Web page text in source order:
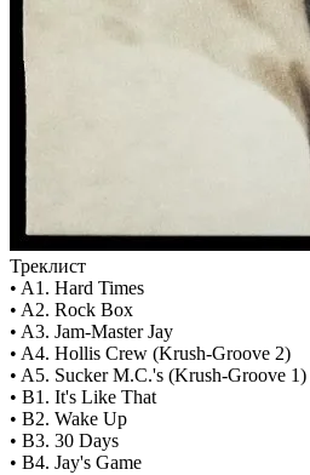
Треклист
• A1. Hard Times
• A2. Rock Box
• A3. Jam-Master Jay
• A4. Hollis Crew (Krush-Groove 2)
• A5. Sucker M.C.'s (Krush-Groove 1)
• B1. It's Like That
• B2. Wake Up
• B3. 30 Days
• B4. Jay's Game